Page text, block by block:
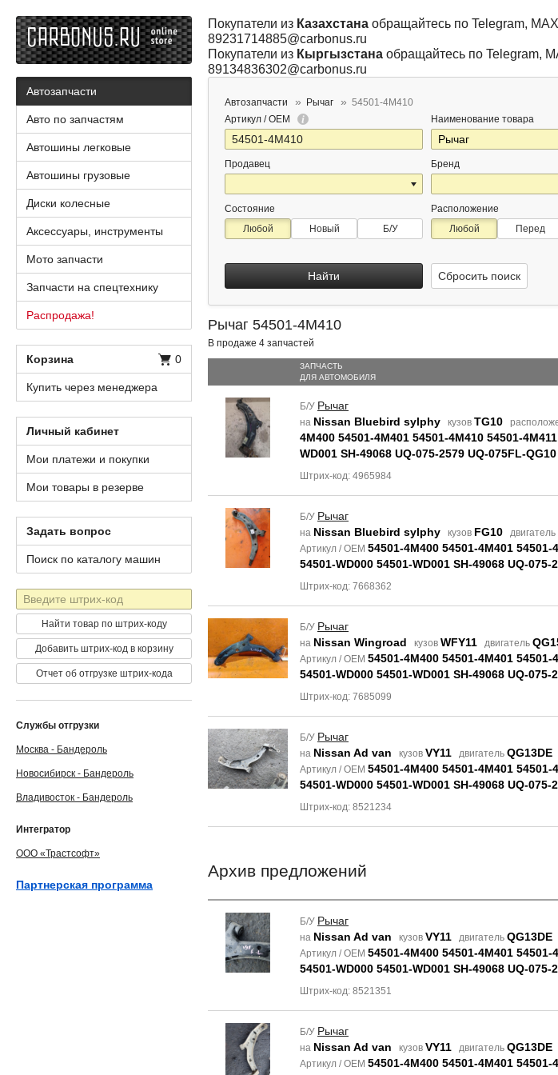
Покупатели из Казахстана обращайтесь по Telegram,
89231714885@carbonus.ru
Покупатели из Кыргызстана обращайтесь по Telegram,
89134836302@carbonus.ru
Автозапчасти Рычаг
54501-4M410
Артикул / OEM
Продавец
Наименование товара
Бренд
Состояние
Любой
Новый Б/У
Расположение
Любой
Перед
Найти Сбросить поиск
Рычаг 54501-4M410
В продаже 4 запчастей
ЗАПЧАСТЬ
ДЛЯ АВТОМОБИЛЯ
Б/У Рычаг
на Nissan Bluebird sylphy кузов TG10
4M400 54501-4M401 54501-4M410 54501-
WD001 SH-49068 UQ-075-2579 UQ-075FL-QG10
Штрих-код: 4965984
Б/У Рычаг
на Nissan Bluebird sylphy кузов FG10 двигатель
Артикул / OEM 54501-4M400 54501-4M401
54501-WD000 54501-WD001 SH-49068 UQ-075-
Штрих-код: 7668362
Б/У Рычаг
на Nissan Wingroad кузов WFY11 двигатель
Артикул / OEM 54501-4M400 54501-4M401
54501-WD000 54501-WD001 SH-49068 UQ-075-
Штрих-код: 7685099
Б/У Рычаг
на Nissan Ad van кузов VY11 двигатель QG13DE
Артикул / OEM 54501-4M400 54501-4M401
54501-WD000 54501-WD001 SH-49068 UQ-075-
Штрих-код: 8521234
Архив предложений
Б/У Рычаг
на Nissan Ad van кузов VY11 двигатель QG13DE
Артикул / OEM 54501-4M400 54501-4M401
54501-WD000 54501-WD001 SH-49068 UQ-075-
Штрих-код: 8521351
Б/У Рычаг
на Nissan Ad van кузов VY11 двигатель QG13DE
Артикул / OEM 54501-4M400 54501-4M401
Автозапчасти
Авто по запчастям
Автошины легковые
Автошины грузовые
Диски колесные
Аксессуары, инструменты
Мото запчасти
Запчасти на спецтехнику
Распродажа!
Корзина 0
Купить через менеджера
Личный кабинет
Мои платежи и покупки
Мои товары в резерве
Задать вопрос
Поиск по каталогу машин
Штрих-
код
Найти товар по штрих-коду
Добавить штрих-код в корзину
Отчет об отгрузке штрих-кода
Службы отгрузки
Москва - Бандероль
Новосибирск - Бандероль
Владивосток - Бандероль
Интегратор
ООО «Трастсофт»
Партнерская программа